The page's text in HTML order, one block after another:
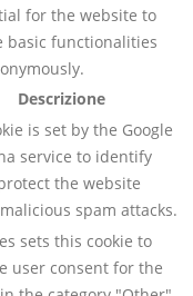
for the website to
basic functionalities
Descrizione
is set by the Google
service to identify
the website
spam attacks.
sets this cookie to
user consent for the